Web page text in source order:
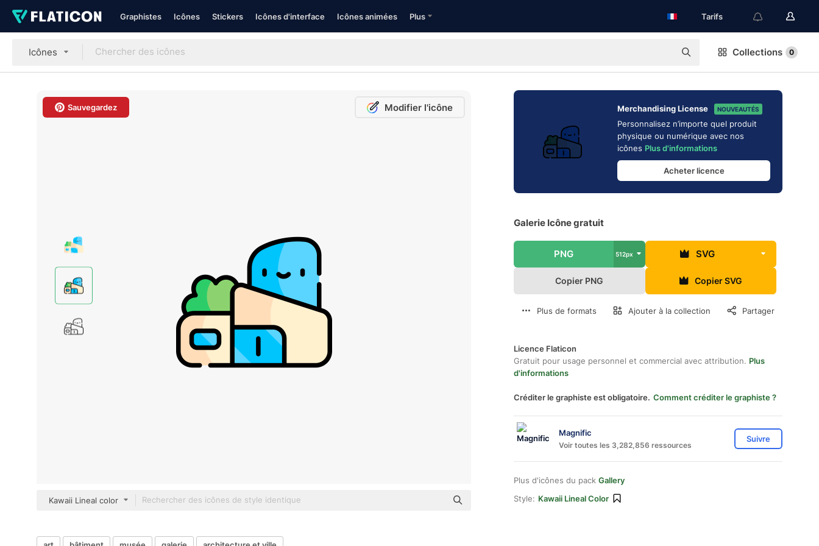
Graphistes Icônes Stickers Icônes d'interface Icônes animées Plus Tarifs
Icônes Collections 0
Sauvegardez Modifier l'icône
Kawaii Lineal color
Merchandising License NOUVEAUTÉS
Personnalisez n’importe quel produit
physique ou numérique avec nos
icônes Plus d'informations
Acheter licence
Galerie Icône gratuit
PNG 512px SVG
Copier PNG Copier SVG
Plus de formats Ajouter à la collection Partager
Licence Flaticon
Gratuit pour usage personnel et commercial avec attribution. Plus
d'informations
Créditer le graphiste est obligatoire. Comment créditer le graphiste ?
Magnific
Voir toutes les 3,282,856 ressources
Suivre
Plus d'icônes du pack Gallery
Style: Kawaii Lineal Color